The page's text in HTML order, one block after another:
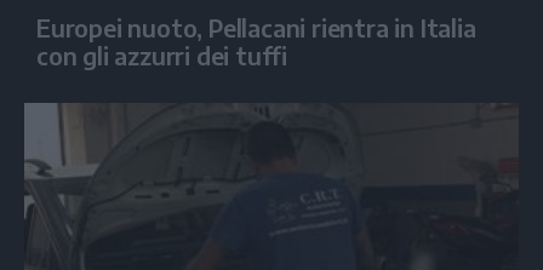
Europei nuoto, Pellacani rientra in Italia
con gli azzurri dei tuffi